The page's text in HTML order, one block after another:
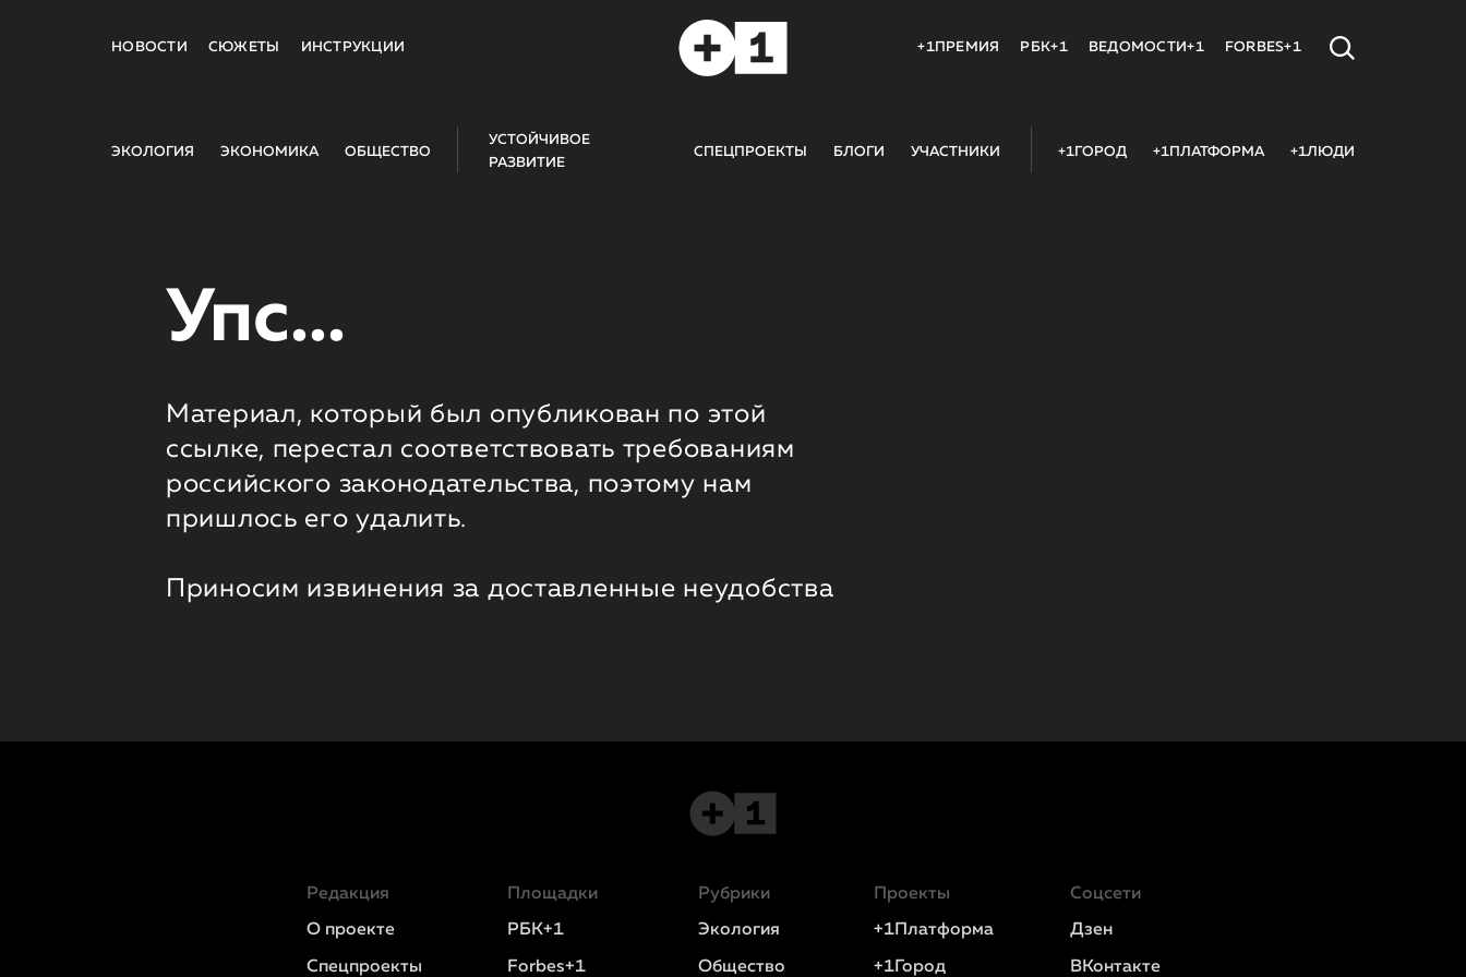
НОВОСТИ СЮЖЕТЫ ИНСТРУКЦИИ +1ПРЕМИЯ РБК+1 ВЕДОМОСТИ+1 FORBES+1
ЭКОЛОГИЯ ЭКОНОМИКА ОБЩЕСТВО
УСТОЙЧИВОЕ
РАЗВИТИЕ
СПЕЦПРОЕКТЫ БЛОГИ УЧАСТНИКИ +1ГОРОД +1ПЛАТФОРМА +1ЛЮДИ
Упс...
Материал, который был опубликован по этой
ссылке, перестал соответствовать требованиям
российского законодательства, поэтому нам
пришлось его удалить.
Приносим извинения за доставленные неудобства
Редакция
О проекте
Спецпроекты
Площадки
РБК+1
Forbes+1
Рубрики
Экология
Общество
Проекты
+1Платформа
+1Город
Соцсети
Дзен
ВКонтакте